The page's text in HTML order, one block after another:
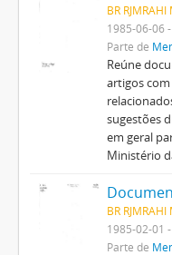
BR
1985-06-06
Parte de
Reúne
artigos
sugestões
em geral
Ministério
BR
1985-02-01
Parte de